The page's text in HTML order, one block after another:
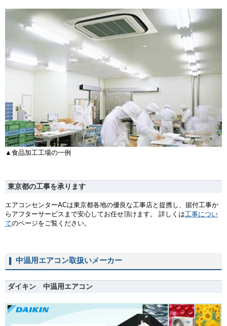
▲食品加工工場の一例
東京都の工事を承ります
エアコンセンターACは東京都各地の優良な工事店と提携し、据付工事か
らアフターサービスまで安心してお任せ頂けます。 詳しくは工事につい
てのページをご覧ください。
中温用エアコン取扱いメーカー
ダイキン 中温用エアコン